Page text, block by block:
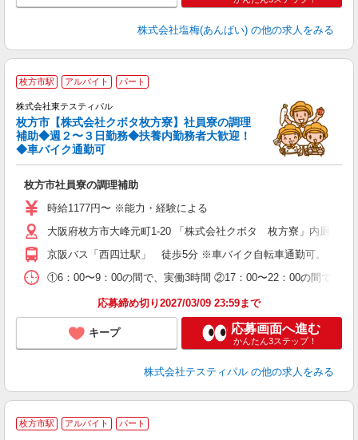
株式会社塩梅(あんばい) の他の求人をみる
枚方市駅 アルバイト パート
株式会社東テスティパル
枚方市【株式会社クボタ枚方寮】社員寮の調理
補助◆週２〜３日勤務◆扶養内勤務者大歓迎！
◆車バイク通勤可
枚方市社員寮の調理補助
時給1177円〜 ※能力・経験による
大阪府枚方市大峰元町1-20 「株式会社クボタ 枚方寮」内厨房
京阪バス「西四辻駅」 徒歩5分 ※車バイク自転車通勤可。
①6：00〜9：00の間で、実働3時間 ②17：00〜22：00の間で、
応募締め切り2027/03/09 23:59まで
キープ 応募画面へ進む
かんたん3ステップ！
株式会社テスティパル の他の求人をみる
枚方市駅 アルバイト パート